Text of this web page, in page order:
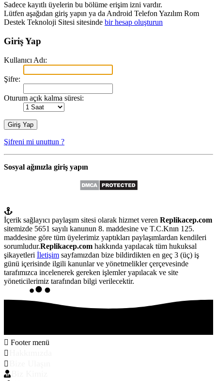
Sadece kayıtlı üyelerin bu bölüme erişim izni vardır.
Lütfen aşağıdan giriş yapın ya da Android Telefon Yazılım Rom
Destek Teknoloji Sitesi sitesinde bir hesap oluşturun
Giriş Yap
Kullanıcı Adı:
Şifre:
Oturum açık kalma süresi:
Şifreni mi unuttun ?
Sosyal ağınızla giriş yapın
İçerik sağlayıcı paylaşım sitesi olarak hizmet veren Replikacep.com
sitemizde 5651 sayılı kanunun 8. maddesine ve T.C.Knın 125.
maddesine göre tüm üyelerimiz yaptıkları paylaşımlardan kendileri
sorumludur.Replikacep.com hakkında yapılacak tüm hukuksal
şikayetleri İletişim sayfamızdan bize bildirdikten en geç 3 (üç) iş
günü içerisinde ilgili kanunlar ve yönetmelikler çerçevesinde
tarafımızca incelenerek gereken işlemler yapılacak ve site
yöneticilerimiz tarafından bilgi verilecektir.
Footer menü